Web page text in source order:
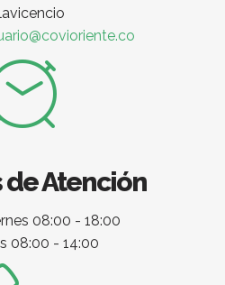
de Atención
08:00 - 18:00
08:00 - 14:00